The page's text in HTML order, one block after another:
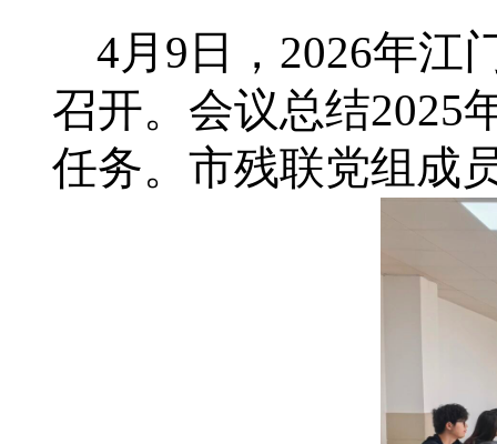
4月 9 日， 2026年江
召开。会议总结2025
任务。市残联党组成